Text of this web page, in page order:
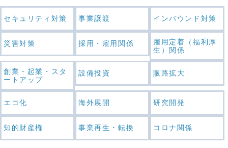
セキュリティ対策 事業譲渡 インバウンド対策
災害対策 採用・雇用関係
雇用定着（福利厚
生）関係
創業・起業・スタ
ートアップ
設備投資 販路拡大
エコ化 海外展開 研究開発
知的財産権 事業再生・転換 コロナ関係